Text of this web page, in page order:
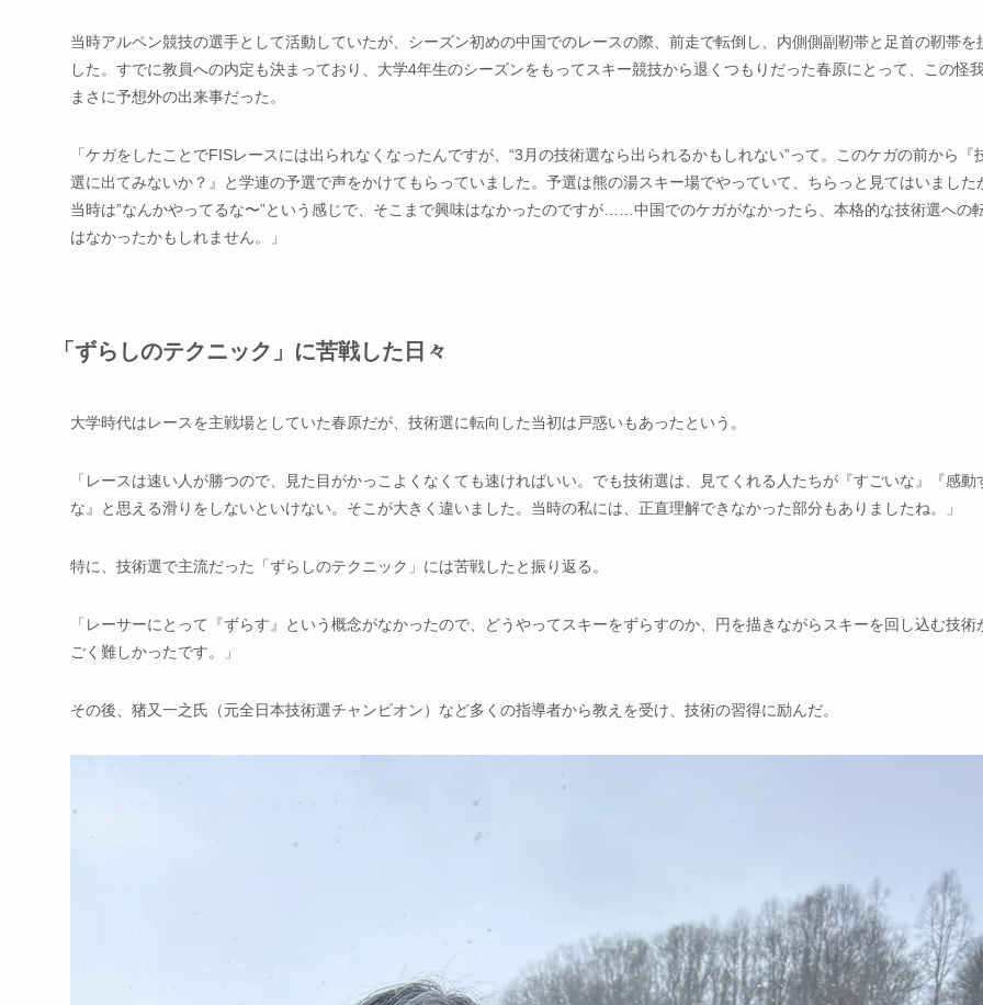
当時アルペン競技の選手として活動していたが、シーズン初めの中国でのレースの際、前走で転倒し、内側側副靭帯と足首の靭帯を
した。すでに教員への内定も決まっており、大学4年生のシーズンをもってスキー競技から退くつもりだった春原にとって、この怪
まさに予想外の出来事だった。
「ケガをしたことでFISレースには出られなくなったんですが、“3月の技術選なら出られるかもしれない”って。このケガの前から『
選に出てみないか？』と学連の予選で声をかけてもらっていました。予選は熊の湯スキー場でやっていて、ちらっと見てはいました
当時は”なんかやってるな〜”という感じで、そこまで興味はなかったのですが……中国でのケガがなかったら、本格的な技術選への
はなかったかもしれません。」
「ずらしのテクニック」に苦戦した日々
大学時代はレースを主戦場としていた春原だが、技術選に転向した当初は戸惑いもあったという。
「レースは速い人が勝つので、見た目がかっこよくなくても速ければいい。でも技術選は、見てくれる人たちが『すごいな』『感動
な』と思える滑りをしないといけない。そこが大きく違いました。当時の私には、正直理解できなかった部分もありましたね。」
特に、技術選で主流だった「ずらしのテクニック」には苦戦したと振り返る。
「レーサーにとって『ずらす』という概念がなかったので、どうやってスキーをずらすのか、円を描きながらスキーを回し込む技術
ごく難しかったです。」
その後、猪又一之氏（元全日本技術選チャンピオン）など多くの指導者から教えを受け、技術の習得に励んだ。